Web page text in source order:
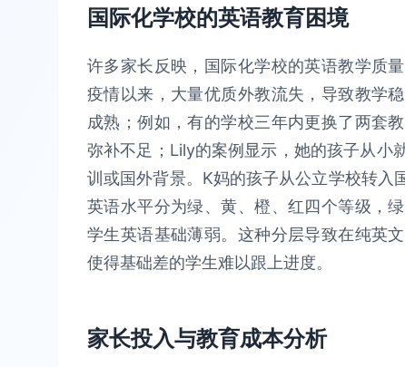
国际化学校的英语教育困境
许多家长反映，国际化学校的英语教学质
疫情以来，大量优质外教流失，导致教学
成熟；例如，有的学校三年内更换了两套
弥补不足；Lily的案例显示，她的孩子从小
训或国外背景。K妈的孩子从公立学校转入
英语水平分为绿、黄、橙、红四个等级，
学生英语基础薄弱。这种分层导致在纯英
使得基础差的学生难以跟上进度。
家长投入与教育成本分析